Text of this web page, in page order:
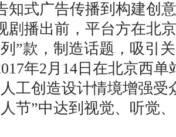
知式广告传播到构建创
剧播出前，平台方在北
”款，制造话题，吸引
年2月14日在北京西
工创造设计情境增强受
节”中达到视觉、听觉